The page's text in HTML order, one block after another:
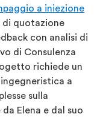
a iniezione
di quotazione
con analisi di
di Consulenza
richiede un
a
sulla
Elena e dal suo